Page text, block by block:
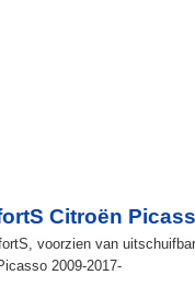
Citroën
voorzien van
2009-2017-